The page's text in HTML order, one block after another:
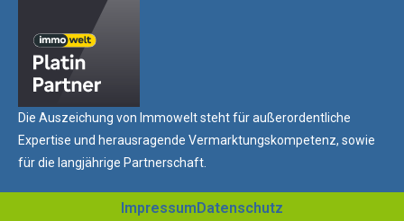
Die Auszeichung von Immowelt steht für außerordentliche
Expertise und herausragende Vermarktungskompetenz, sowie
für die langjährige Partnerschaft.
ImpressumDatenschutz